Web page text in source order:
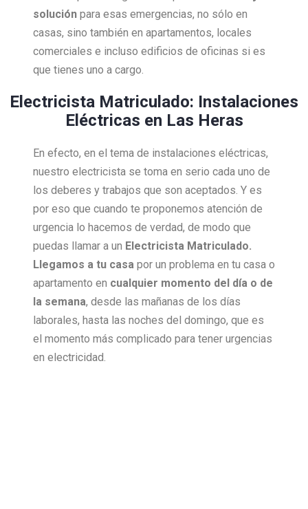
solución para esas emergencias, no sólo en
casas, sino también en apartamentos, locales
comerciales e incluso edificios de oficinas si es
que tienes uno a cargo.
Electricista Matriculado: Instalaciones
Eléctricas en Las Heras
En efecto, en el tema de instalaciones eléctricas,
nuestro electricista se toma en serio cada uno de
los deberes y trabajos que son aceptados. Y es
por eso que cuando te proponemos atención de
urgencia lo hacemos de verdad, de modo que
puedas llamar a un Electricista Matriculado.
Llegamos a tu casa por un problema en tu casa o
apartamento en cualquier momento del día o de
la semana, desde las mañanas de los días
laborales, hasta las noches del domingo, que es
el momento más complicado para tener urgencias
en electricidad.